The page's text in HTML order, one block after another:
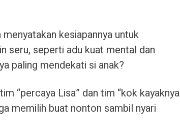
kesiapannya untuk
seru, seperti adu kuat mental dan
paling mendekati si anak?
“percaya Lisa” dan tim “kok kayaknya
memilih buat nonton sambil nyari